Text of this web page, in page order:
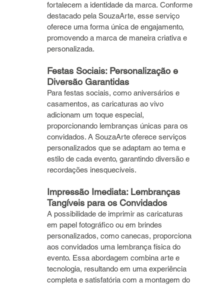
fortalecem a identidade da marca. Conforme
destacado pela SouzaArte, esse serviço
oferece uma forma única de engajamento,
promovendo a marca de maneira criativa e
personalizada.
Festas Sociais: Personalização e
Diversão Garantidas
Para festas sociais, como aniversários e
casamentos, as caricaturas ao vivo
adicionam um toque especial,
proporcionando lembranças únicas para os
convidados. A SouzaArte oferece serviços
personalizados que se adaptam ao tema e
estilo de cada evento, garantindo diversão e
recordações inesquecíveis.
Impressão Imediata: Lembranças
Tangíveis para os Convidados
A possibilidade de imprimir as caricaturas
em papel fotográfico ou em brindes
personalizados, como canecas, proporciona
aos convidados uma lembrança física do
evento. Essa abordagem combina arte e
tecnologia, resultando em uma experiência
completa e satisfatória com a montagem do